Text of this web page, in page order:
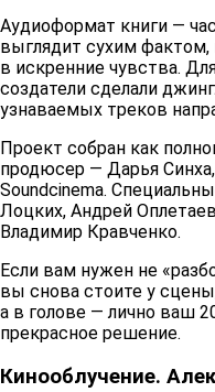
Аудиоформат книги —
выглядит сухим
в искренние чувства.
создатели сделали
узнаваемых треков
Проект собран как
продюсер — Дарья
Soundcinema.
Лоцких, Андрей
Владимир Кравченко.
Если вам нужен не
вы снова стоите у
а в голове — лично ваш
прекрасное решение.
Кинооблучение.